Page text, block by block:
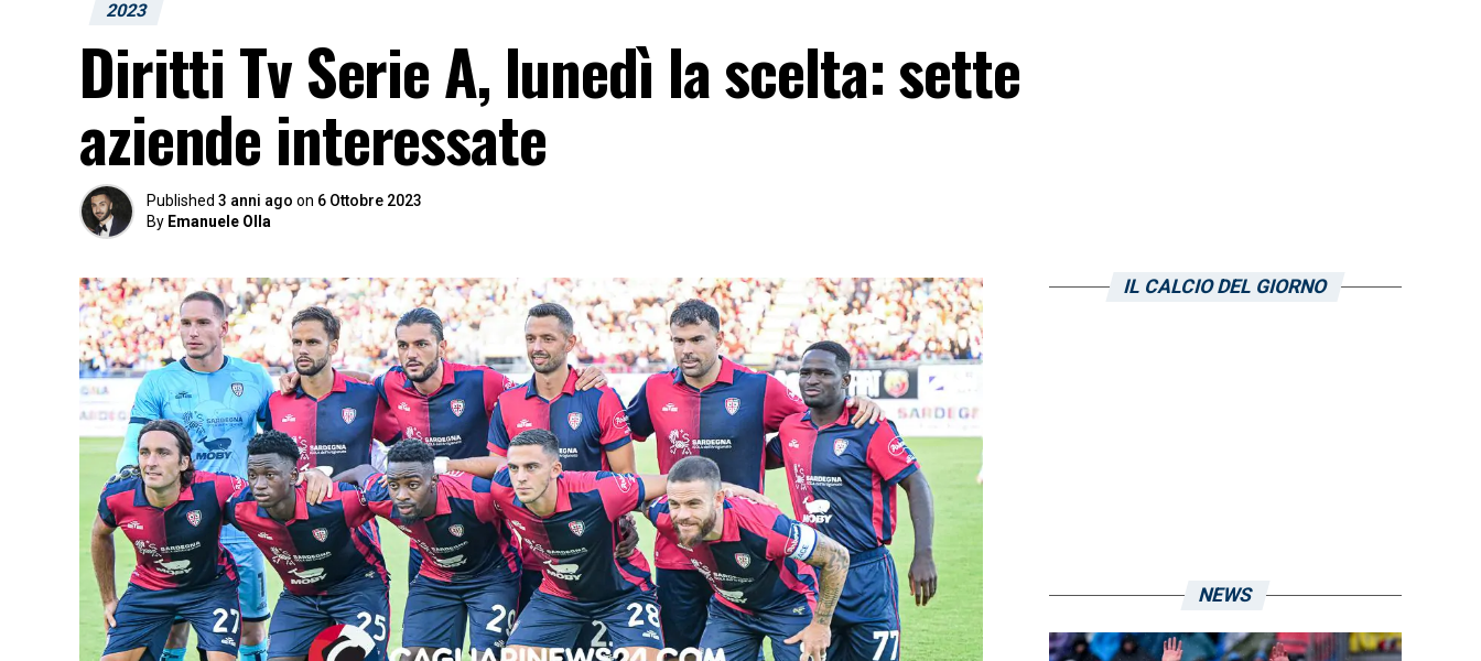
2023
Diritti Tv Serie A, lunedì la scelta: sette
aziende interessate
Published 3 anni ago on 6 Ottobre 2023
By Emanuele Olla
IL CALCIO DEL GIORNO
NEWS